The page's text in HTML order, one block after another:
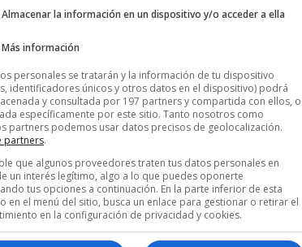
Almacenar la información en un dispositivo y/o acceder a ella
Más información
personales se tratarán y la información de tu dispositivo
identificadores únicos y otros datos en el dispositivo) podrá
y consultada por 197 partners y compartida con ellos, o
específicamente por este sitio. Tanto nosotros como
partners podemos usar datos precisos de geolocalización.
partners.
que algunos proveedores traten tus datos personales en
un interés legítimo, algo a lo que puedes oponerte
tus opciones a continuación. En la parte inferior de esta
en el menú del sitio, busca un enlace para gestionar o retirar el
en la configuración de privacidad y cookies.